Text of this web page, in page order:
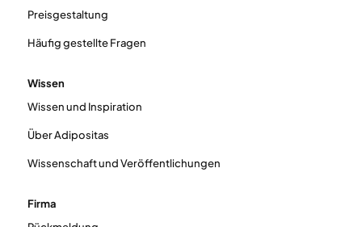
Preisgestaltung
Häufig gestellte Fragen
Wissen
Wissen und Inspiration
Über Adipositas
Wissenschaft und Veröffentlichungen
Firma